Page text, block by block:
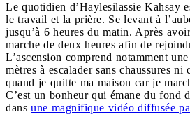
Le quotidien d’Haylesilassie Kahsay
le travail et la prière. Se levant à
jusqu’à 6 heures du matin. Après
marche de deux heures afin de
L’ascension comprend notamment
mètres à escalader sans chaussures ni
quand je quitte ma maison car je
C’est un bonheur qui émane du
dans une magnifique vidéo diffusée